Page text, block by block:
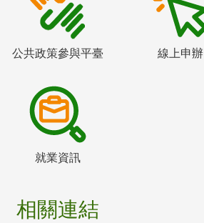
公共政策參與平臺 線上申辦
就業資訊
相關連結